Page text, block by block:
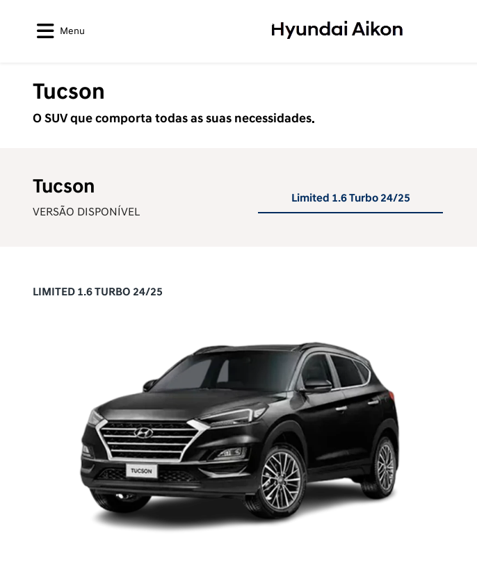
Menu
Tucson
O SUV que comporta todas as suas necessidades.
Tucson
VERSÃO DISPONÍVEL
Limited 1.6 Turbo 24/25
LIMITED 1.6 TURBO 24/25